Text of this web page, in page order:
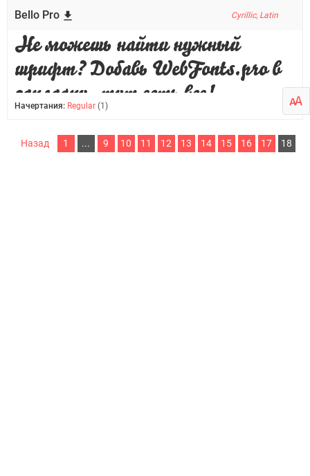
Bello Pro Cyrillic, Latin
Начертания: Regular (1)
Назад 1 ... 9 10 11 12 13 14 15 16 17 18